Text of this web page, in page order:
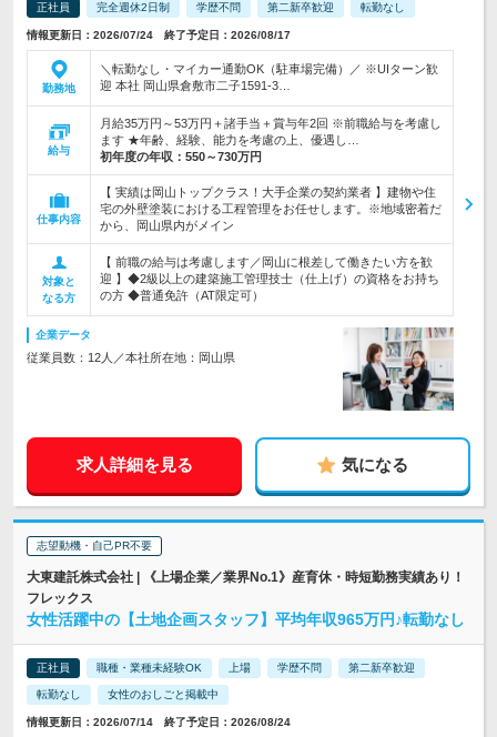
正社員 完全週休2日制 学歴不問 第二新卒歓迎 転勤なし
情報更新日：2026/07/24 終了予定日：2026/08/17
勤務地
＼転勤なし・マイカー通勤OK（駐車場完備）／ ※UIターン歓
迎 本社 岡山県倉敷市二子1591-3…
給与
月給35万円～53万円＋諸手当＋賞与年2回 ※前職給与を考慮し
ます ★年齢、経験、能力を考慮の上、優遇し…
初年度の年収： 550～730万円
仕事内容
【 実績は岡山トップクラス！大手企業の契約業者 】建物や住
宅の外壁塗装における工程管理をお任せします。※地域密着だ
から、岡山県内がメイン
対象と
なる方
【 前職の給与は考慮します／岡山に根差して働きたい方を歓
迎 】◆2級以上の建築施工管理技士（仕上げ）の資格をお持ち
の方 ◆普通免許（AT限定可）
企業データ
従業員数：12人／本社所在地：岡山県
求人詳細を見る 気になる
志望動機・自己PR不要
大東建託株式会社 | 《上場企業／業界No.1》産育休・時短勤務実績あり！
フレックス
女性活躍中の【土地企画スタッフ】平均年収965万円♪転勤なし
正社員 職種・業種未経験OK 上場 学歴不問 第二新卒歓迎
転勤なし 女性のおしごと掲載中
情報更新日：2026/07/14 終了予定日：2026/08/24